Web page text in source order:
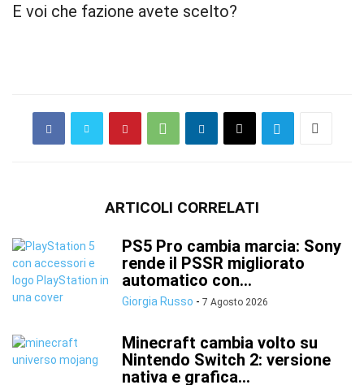
E voi che fazione avete scelto?
ARTICOLI CORRELATI
PS5 Pro cambia marcia: Sony
rende il PSSR migliorato
automatico con...
Giorgia Russo - 7 Agosto 2026
Minecraft cambia volto su
Nintendo Switch 2: versione
nativa e grafica...